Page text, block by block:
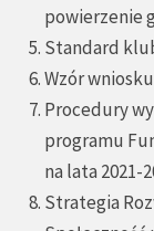
powierzenie
Standard
Wzór
Procedury
programu
na lata 2021-
Strategia